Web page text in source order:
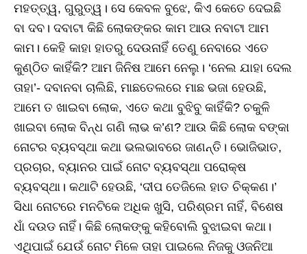
ମହତ୍ତ୍ୱ, ଗୁରୁତ୍ୱ। ସେ କେବଳ ବୁଝେ, କିଏ କେତେ ଦେଇଛି
ବା ଦବ। ଦବାଟା କିଛି ଲୋକଙ୍କର କାମ ଆଉ ନବାଟା ଆମ
କାମ। କେହି କାହା ହାତରୁ ଦେଉନାହିଁ ତେଣୁ ନେବାରେ ଏତେ
କୁଣ୍ଠିତ କାହିଁକି? ଆମ ଜିନିଷ ଆମେ ନେଲୁ। ‘ନେଲ ଯାହା ଦେଲ
ତାହା’- ଦବାନବା ଚାଲିଛି, ମାଛତେଲରେ ମାଛ ଭଜା ହେଉଛି,
ଆମେ ତ ଖାଇବା ଲୋକ, ଏତେ କଥା ବୁଝିବୁ କାହିଁକି? ଚକୁଳି
ଖାଇବା ଲୋକ ବିନ୍ଧ ଗଣି ଲାଭ କ’ଣ? ଆଉ କିଛି ଲୋକ ବଙ୍କା
ନୋଟର ବ୍ୟବସ୍ଥା କଥା ଭଲଭାବରେ ଜାଣନ୍ତି। ଭୋଜିଭାତ,
ପ୍ରଚାର, ବ୍ୟାନର ପାଇଁ ନୋଟ ବ୍ୟବସ୍ଥା ପରୋକ୍ଷ
ବ୍ୟବସ୍ଥା। କଥାଟି ହେଉଛି, ‘ଦୀପ ତେଜିଲେ ହାତ ଚିକ୍କଣ।’
ସିଧା ନୋଟରେ ମନଟିକେ ଅଧିକ ଖୁସି, ପରିଶ୍ରମ ନାହିଁ, ବିଶେଷ
ଧାଁ ଦଉଡ ନାହିଁ। କିଛି ଲୋକଙ୍କୁ କହିବୋଲି ବୁଝାଇବା କଥା।
ଏଥିପାଇଁ ଯେଉଁ ନୋଟ ମିଳେ ତାହା ପାଇଲେ ନିଜକୁ ଓଜନିଆ